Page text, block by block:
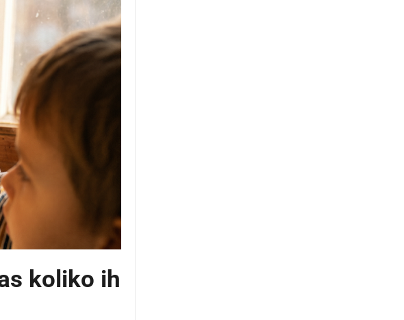
koliko ih